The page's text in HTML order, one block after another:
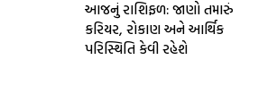
આજનું રાશિફળ: જાણો તમારું
કરિયર, રોકાણ અને આર્થિક
પરિસ્થિતિ કેવી રહેશે